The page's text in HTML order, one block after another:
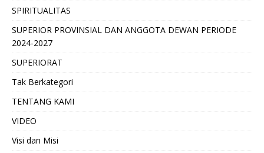
SPIRITUALITAS
SUPERIOR PROVINSIAL DAN ANGGOTA DEWAN PERIODE
2024-2027
SUPERIORAT
Tak Berkategori
TENTANG KAMI
VIDEO
Visi dan Misi